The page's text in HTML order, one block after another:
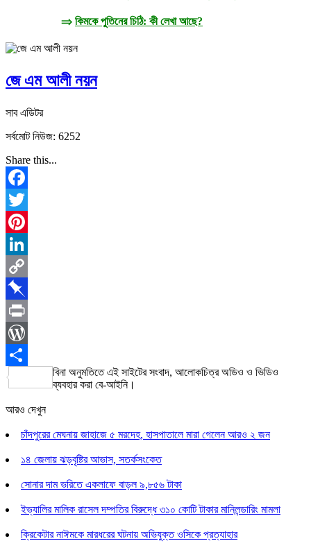
⇒ কিমকে পুতিনের চিঠি: কী লেখা আছে?
জে এম আলী নয়ন
সাব এডিটর
সর্বমোট নিউজ: 6252
Share this...
Facebook
Twitter
Pinterest
LinkedIn
Copy
Link
Pinboard
Print
WordPress
Share
বিনা অনুমতিতে এই সাইটের সংবাদ, আলোকচিত্র অডিও ও ভিডিও
ব্যবহার করা বে-আইনি।
আরও দেখুন
চাঁদপুরের মেঘনায় জাহাজে ৫ মরদেহ, হাসপাতালে মারা গেলেন আরও ২ জন
১৪ জেলায় ঝড়বৃষ্টির আভাস, সতর্কসংকেত
সোনার দাম ভরিতে একলাফে বাড়ল ৯,৮৫৬ টাকা
ইভ্যালির মালিক রাসেল দম্পতির বিরুদ্ধে ৩১০ কোটি টাকার মানিলন্ডারিং মামলা
ক্রিকেটার নাঈমকে মারধরের ঘটনায় অভিযুক্ত ওসিকে প্রত্যাহার